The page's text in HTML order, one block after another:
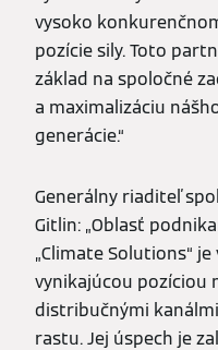
vysoko
pozície sily. Toto
základ na spoločné
a maximalizáciu
generácie.“
Generálny riaditeľ
Gitlin: „Oblasť
„Climate Solutions“
vynikajúcou pozíciou
distribučnými
rastu. Jej úspech je